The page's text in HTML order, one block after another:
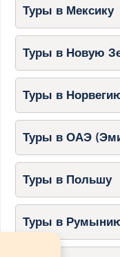
Туры в Мексику
Туры в Новую
Туры в
Туры в ОАЭ
Туры в Польшу
Туры в